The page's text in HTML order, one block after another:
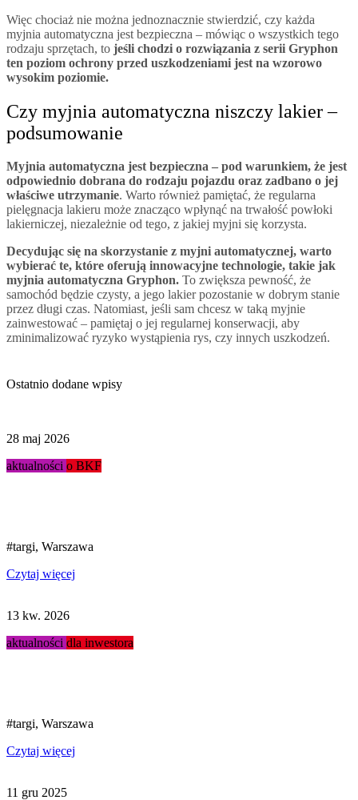
Więc chociaż nie można jednoznacznie stwierdzić, czy każda
myjnia automatyczna jest bezpieczna – mówiąc o wszystkich tego
rodzaju sprzętach, to jeśli chodzi o rozwiązania z serii Gryphon
ten poziom ochrony przed uszkodzeniami jest na wzorowo
wysokim poziomie.
Czy myjnia automatyczna niszczy lakier –
podsumowanie
Myjnia automatyczna jest bezpieczna – pod warunkiem, że jest
odpowiednio dobrana do rodzaju pojazdu oraz zadbano o jej
właściwe utrzymanie. Warto również pamiętać, że regularna
pielęgnacja lakieru może znacząco wpłynąć na trwałość powłoki
lakierniczej, niezależnie od tego, z jakiej myjni się korzysta.
Decydując się na skorzystanie z myjni automatycznej, warto
wybierać te, które oferują innowacyjne technologie, takie jak
myjnia automatyczna Gryphon. To zwiększa pewność, że
samochód będzie czysty, a jego lakier pozostanie w dobrym stanie
przez długi czas. Natomiast, jeśli sam chcesz w taką myjnie
zainwestować – pamiętaj o jej regularnej konserwacji, aby
zminimalizować ryzyko wystąpienia rys, czy innych uszkodzeń.
Ostatnio dodane wpisy
28 maj 2026
aktualności o BKF
#targi, Warszawa
Czytaj więcej
13 kw. 2026
aktualności dla inwestora
#targi, Warszawa
Czytaj więcej
11 gru 2025